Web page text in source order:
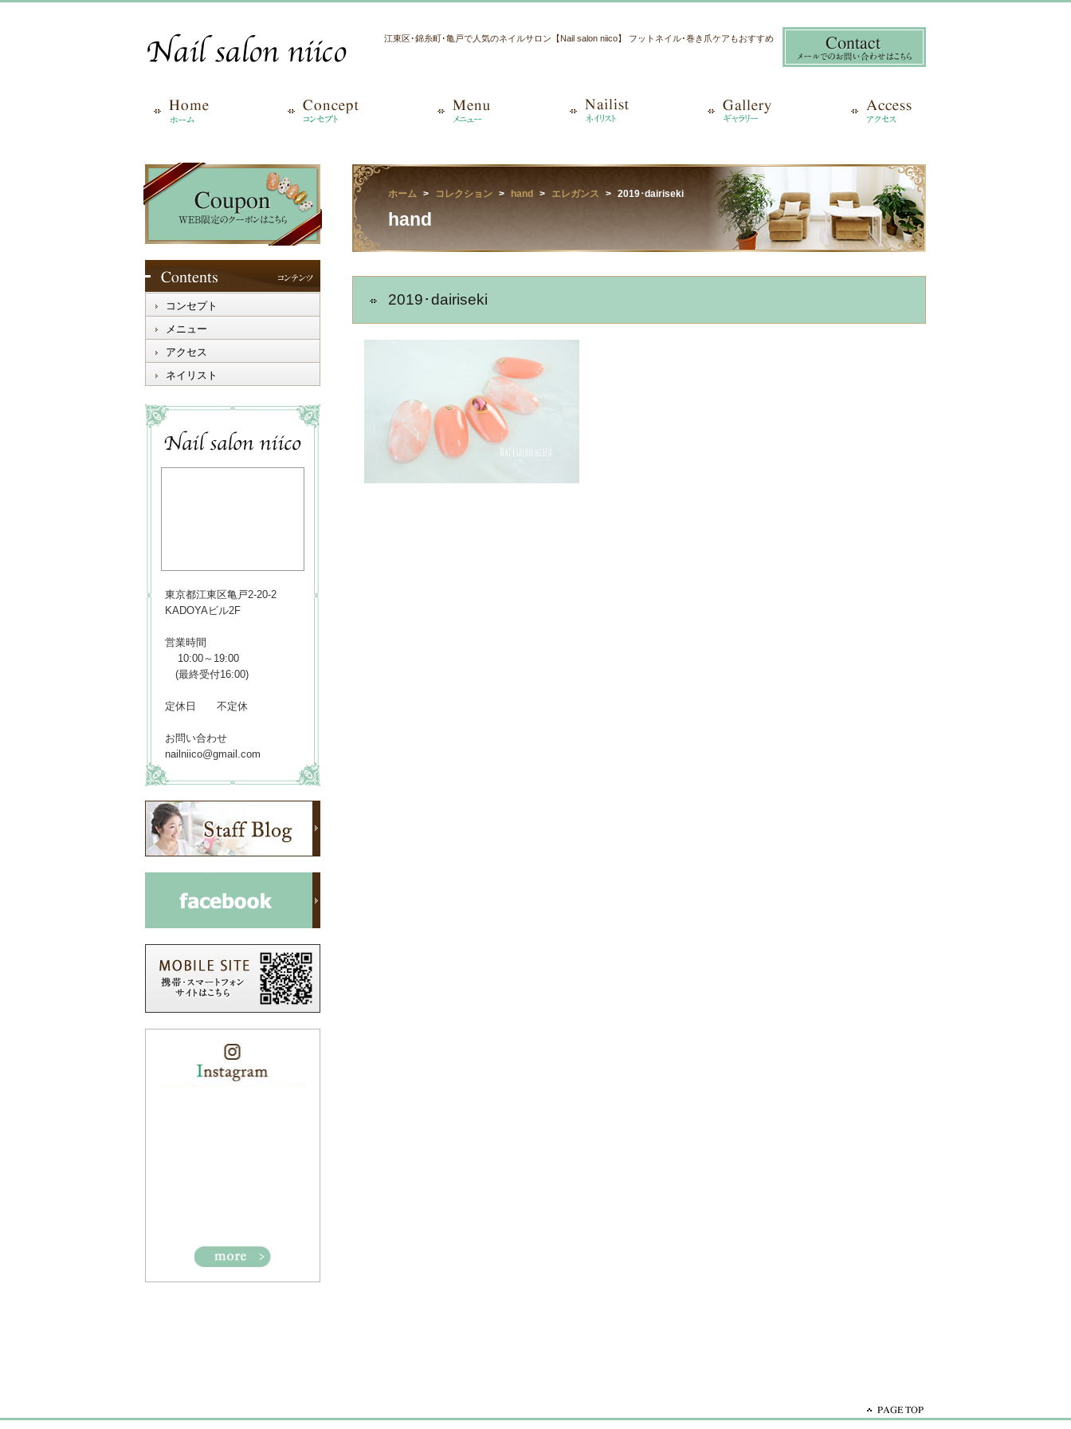
江東区･錦糸町･亀戸で人気のネイルサロン【Nail salon niico】 フットネイル･巻き爪ケアもおすすめ
ホーム コレクション hand エレガンス 2019･dairiseki
hand
2019･dairiseki
コンセプト
メニュー
アクセス
ネイリスト
東京都江東区亀戸2-20-2
KADOYAビル2F
営業時間
10:00～19:00
(最終受付16:00)
定休日 不定休
お問い合わせ
nailniico@gmail.com